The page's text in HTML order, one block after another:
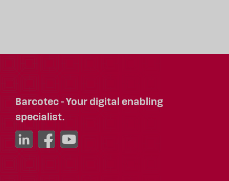
Barcotec - Your digital enabling
specialist.